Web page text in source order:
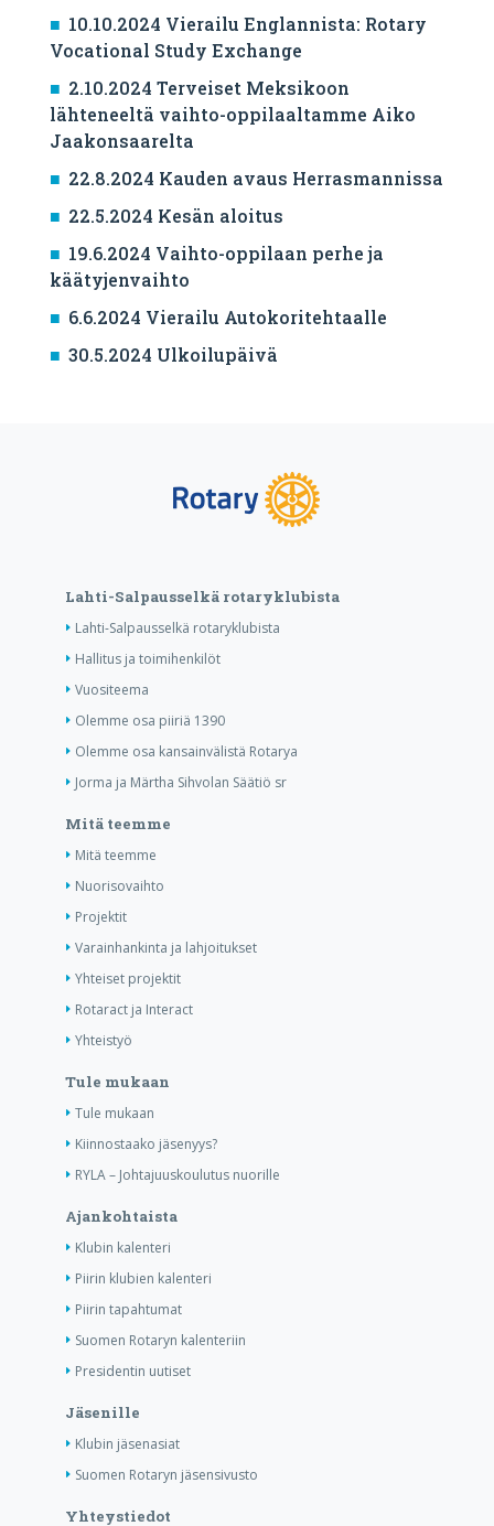
10.10.2024 Vierailu Englannista: Rotary
Vocational Study Exchange
2.10.2024 Terveiset Meksikoon
lähteneeltä vaihto-oppilaaltamme Aiko
Jaakonsaarelta
22.8.2024 Kauden avaus Herrasmannissa
22.5.2024 Kesän aloitus
19.6.2024 Vaihto-oppilaan perhe ja
käätyjenvaihto
6.6.2024 Vierailu Autokoritehtaalle
30.5.2024 Ulkoilupäivä
Lahti-Salpausselkä rotaryklubista
Lahti-Salpausselkä rotaryklubista
Hallitus ja toimihenkilöt
Vuositeema
Olemme osa piiriä 1390
Olemme osa kansainvälistä Rotarya
Jorma ja Märtha Sihvolan Säätiö sr
Mitä teemme
Mitä teemme
Nuorisovaihto
Projektit
Varainhankinta ja lahjoitukset
Yhteiset projektit
Rotaract ja Interact
Yhteistyö
Tule mukaan
Tule mukaan
Kiinnostaako jäsenyys?
RYLA – Johtajuuskoulutus nuorille
Ajankohtaista
Klubin kalenteri
Piirin klubien kalenteri
Piirin tapahtumat
Suomen Rotaryn kalenteriin
Presidentin uutiset
Jäsenille
Klubin jäsenasiat
Suomen Rotaryn jäsensivusto
Yhteystiedot